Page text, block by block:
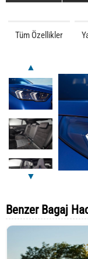
Tüm Özellikler
▲
▼
Benzer Bagaj